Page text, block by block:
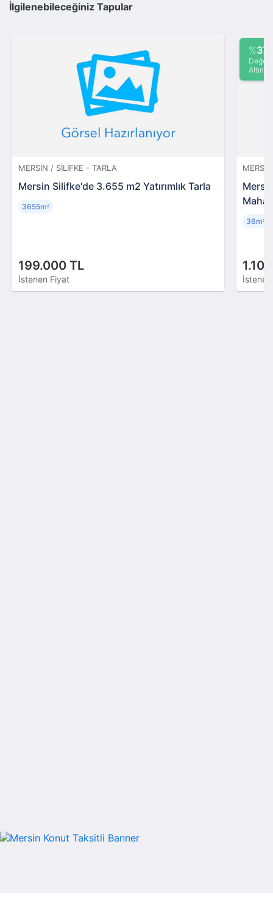
İlgilenebileceğiniz Tapular
MERSIN / SILIFKE - TARLA
Mersin Silifke'de 3.655 m2 Yatırımlık Tarla
199.000 TL
İstenen Fiyat
3655m²
%37
Altında
36m²